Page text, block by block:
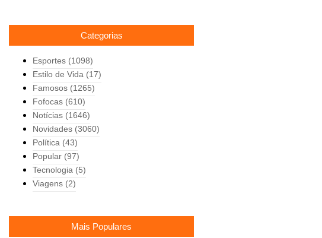
Mais Populares
Categorias
Esportes (1098)
Estilo de Vida (17)
Famosos (1265)
Fofocas (610)
Notícias (1646)
Novidades (3060)
Política (43)
Popular (97)
Tecnologia (5)
Viagens (2)